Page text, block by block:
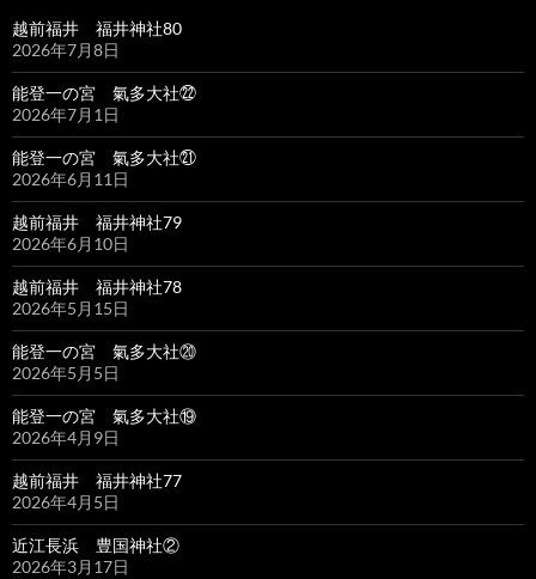
越前福井 福井神社80
2026年7月8日
能登一の宮 氣多大社㉒
2026年7月1日
能登一の宮 氣多大社㉑
2026年6月11日
越前福井 福井神社79
2026年6月10日
越前福井 福井神社78
2026年5月15日
能登一の宮 氣多大社⑳
2026年5月5日
能登一の宮 氣多大社⑲
2026年4月9日
越前福井 福井神社77
2026年4月5日
近江長浜 豊国神社②
2026年3月17日